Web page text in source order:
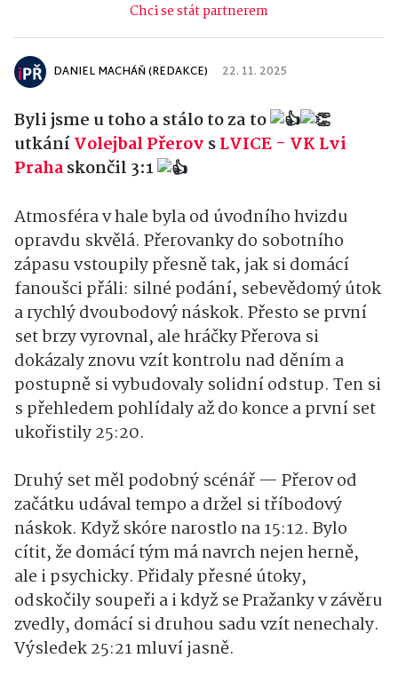
Chci se stát partnerem
DANIEL MACHÁŇ (REDAKCE) 22. 11. 2025
Byli jsme u toho a stálo to za to
utkáníVolejbal Přerov sLVICE - VK Lvi
Prahaskončil 3:1
Atmosféra v hale byla od úvodního hvizdu
opravdu skvělá. Přerovanky do sobotního
zápasu vstoupily přesně tak, jak si domácí
fanoušci přáli: silné podání, sebevědomý útok
a rychlý dvoubodový náskok. Přesto se první
set brzy vyrovnal, ale hráčky Přerova si
dokázaly znovu vzít kontrolu nad děním a
postupně si vybudovaly solidní odstup. Ten si
s přehledem pohlídaly až do konce a první set
ukořistily 25:20.
Druhý set měl podobný scénář — Přerov od
začátku udával tempo a držel si tříbodový
náskok. Když skóre narostlo na 15:12. Bylo
cítit, že domácí tým má navrch nejen herně,
ale i psychicky. Přidaly přesné útoky,
odskočily soupeři a i když se Pražanky v závěru
zvedly, domácí si druhou sadu vzít nenechaly.
Výsledek 25:21 mluví jasně.